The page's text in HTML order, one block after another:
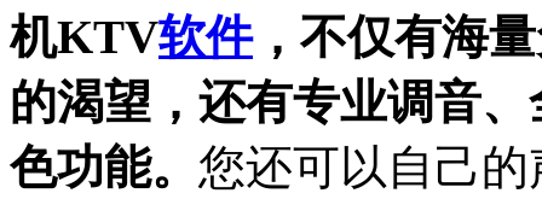
机KTV软件，不仅有海
的渴望，还有专业调音
色功能。 您还可以自己